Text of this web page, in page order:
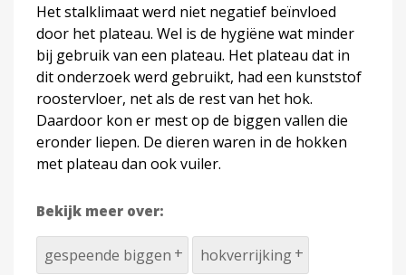
Het stalklimaat werd niet negatief beïnvloed
door het plateau. Wel is de hygiëne wat minder
bij gebruik van een plateau. Het plateau dat in
dit onderzoek werd gebruikt, had een kunststof
roostervloer, net als de rest van het hok.
Daardoor kon er mest op de biggen vallen die
eronder liepen. De dieren waren in de hokken
met plateau dan ook vuiler.
Bekijk meer over:
gespeende biggen hokverrijking